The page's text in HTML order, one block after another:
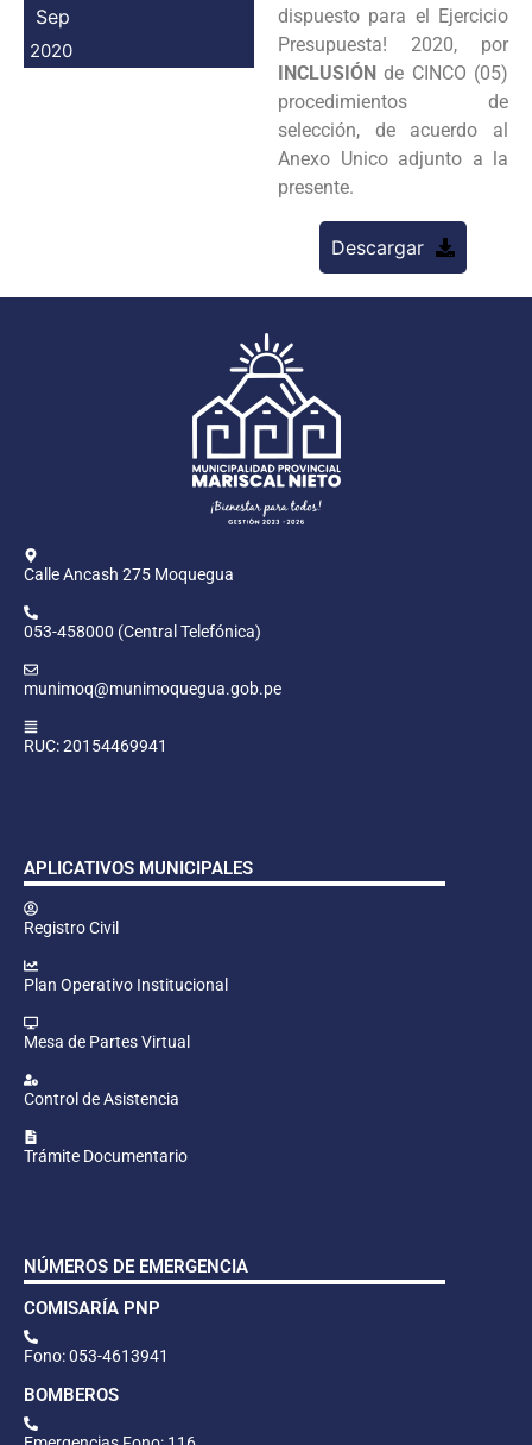
Sep
2020
dispuesto para el Ejercicio
Presupuesta! 2020, por
INCLUSIÓN de CINCO (05)
procedimientos de
selección, de acuerdo al
Anexo Unico adjunto a la
presente.
Descargar
Calle Ancash 275 Moquegua
053-458000 (Central Telefónica)
munimoq@munimoquegua.gob.pe
RUC: 20154469941
APLICATIVOS MUNICIPALES
Registro Civil
Plan Operativo Institucional
Mesa de Partes Virtual
Control de Asistencia
Trámite Documentario
NÚMEROS DE EMERGENCIA
COMISARÍA PNP
Fono: 053-4613941
BOMBEROS